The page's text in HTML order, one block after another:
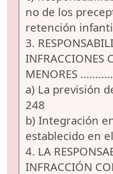
no de los
retención
3.
INFRACCIONES
MENORES
a) La previsión
248
b) Integración
establecido en
4. LA
INFRACCIÓN